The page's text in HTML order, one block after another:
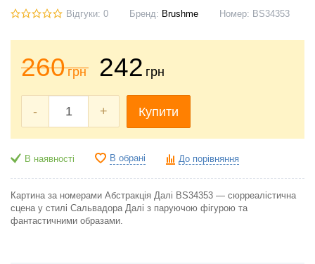
Відгуки: 0 Бренд: Brushme Номер: BS34353
260грн 242 грн
- + Купити
В наявності В обрані До порівняння
Картина за номерами Абстракція Далі BS34353 — сюрреалістична
сцена у стилі Сальвадора Далі з паруючою фігурою та
фантастичними образами.